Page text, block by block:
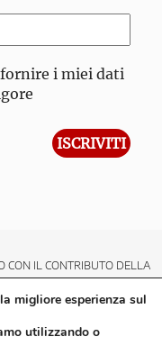
i miei dati
CON IL CONTRIBUTO DELLA
migliore esperienza sul
utilizzando o